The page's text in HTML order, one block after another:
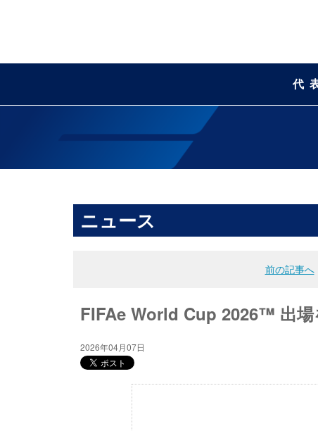
代
ニュース
前の記事へ
FIFAe World Cup 2026™ 出場
2026年04月07日